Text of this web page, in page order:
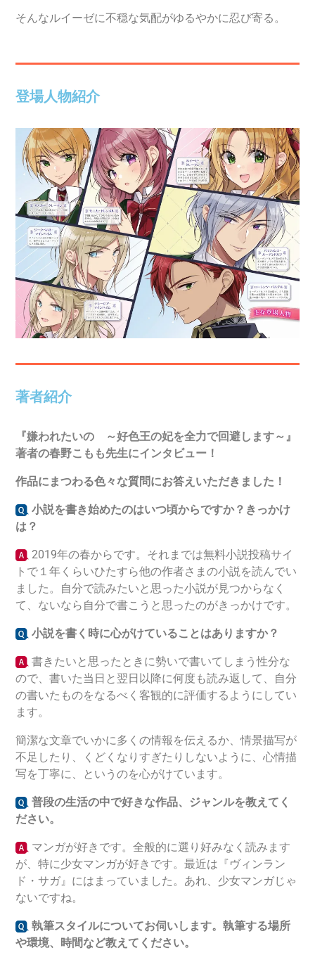
そんなルイーゼに不穏な気配がゆるやかに忍び寄る。
登場人物紹介
著者紹介
『嫌われたいの ～好色王の妃を全力で回避します～ 』
著者の春野こもも先生にインタビュー！
作品にまつわる色々な質問にお答えいただきました！
小説を書き始めたのはいつ頃からですか？きっかけ
は？
2019年の春からです。それまでは無料小説投稿サイ
トで１年くらいひたすら他の作者さまの小説を読んでい
ました。自分で読みたいと思った小説が見つからなく
て、ないなら自分で書こうと思ったのがきっかけです。
小説を書く時に心がけていることはありますか？
書きたいと思ったときに勢いで書いてしまう性分な
ので、書いた当日と翌日以降に何度も読み返して、自分
の書いたものをなるべく客観的に評価するようにしてい
ます。
簡潔な文章でいかに多くの情報を伝えるか、情景描写が
不足したり、くどくなりすぎたりしないように、心情描
写を丁寧に、というのを心がけています。
普段の生活の中で好きな作品、ジャンルを教えてく
ださい。
マンガが好きです。全般的に選り好みなく読みます
が、特に少女マンガが好きです。最近は『ヴィンラン
ド・サガ』にはまっていました。あれ、少女マンガじゃ
ないですね。
執筆スタイルについてお伺いします。執筆する場所
や環境、時間など教えてください。